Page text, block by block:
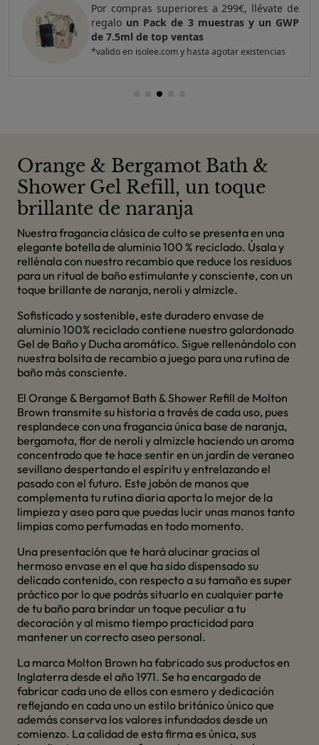
Por compras superiores a 420€, llévate de
regalo un Pack de 4 muestras y 2 GWP de
top ventas
*valido en isolee.com y hasta agotar existencias
Orange & Bergamot Bath &
Shower Gel Refill, un toque
brillante de naranja
Nuestra fragancia clásica de culto se presenta en una
elegante botella de aluminio 100 % reciclado. Úsala y
rellénala con nuestro recambio que reduce los residuos
para un ritual de baño estimulante y consciente, con un
toque brillante de naranja, neroli y almizcle.
Sofisticado y sostenible, este duradero envase de
aluminio 100% reciclado contiene nuestro galardonado
Gel de Baño y Ducha aromático. Sigue rellenándolo con
nuestra bolsita de recambio a juego para una rutina de
baño más consciente.
El Orange & Bergamot Bath & Shower Refill de Molton
Brown transmite su historia a través de cada uso, pues
resplandece con una fragancia única base de naranja,
bergamota, flor de neroli y almizcle haciendo un aroma
concentrado que te hace sentir en un jardín de veraneo
sevillano despertando el espíritu y entrelazando el
pasado con el futuro. Este jabón de manos que
complementa tu rutina diaria aporta lo mejor de la
limpieza y aseo para que puedas lucir unas manos tanto
limpias como perfumadas en todo momento.
Una presentación que te hará alucinar gracias al
hermoso envase en el que ha sido dispensado su
delicado contenido, con respecto a su tamaño es super
práctico por lo que podrás situarlo en cualquier parte
de tu baño para brindar un toque peculiar a tu
decoración y al mismo tiempo practicidad para
mantener un correcto aseo personal.
La marca Molton Brown ha fabricado sus productos en
Inglaterra desde el año 1971. Se ha encargado de
fabricar cada uno de ellos con esmero y dedicación
reflejando en cada uno un estilo británico único que
además conserva los valores infundados desde un
comienzo. La calidad de esta firma es única, sus